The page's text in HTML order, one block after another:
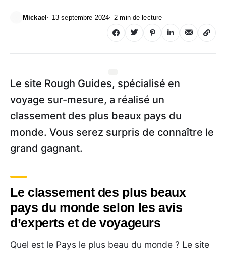
Mickael 13 septembre 2024 2 min de lecture
Le site Rough Guides, spécialisé en
voyage sur-mesure, a réalisé un
classement des plus beaux pays du
monde. Vous serez surpris de connaître le
grand gagnant.
Le classement des plus beaux
pays du monde selon les avis
d’experts et de voyageurs
Quel est le Pays le plus beau du monde ? Le site